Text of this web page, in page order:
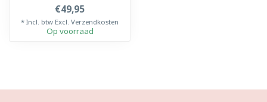
€49,95
* Incl. btw Excl. Verzendkosten
Op voorraad